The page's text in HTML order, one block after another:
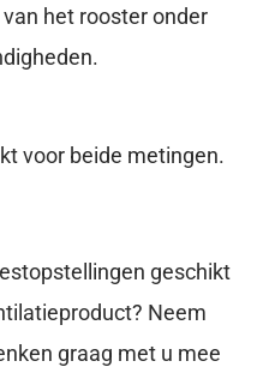
het rooster onder
voor beide metingen.
geschikt
Neem
graag met u mee